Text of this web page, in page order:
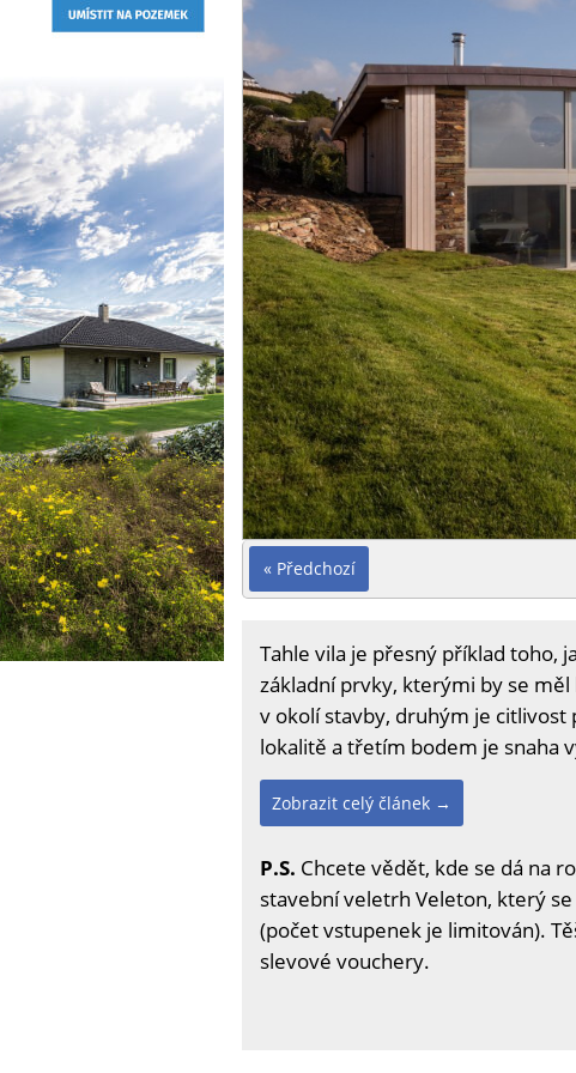
« Předchozí
Tahle vila je přesný příklad toho,
základní prvky, kterými by se
v okolí stavby, druhým je
lokalitě a třetím bodem je snaha
Zobrazit celý článek →
P.S. Chcete vědět, kde se dá na
stavební veletrh Veleton, který
(počet vstupenek je limitován).
slevové vouchery.